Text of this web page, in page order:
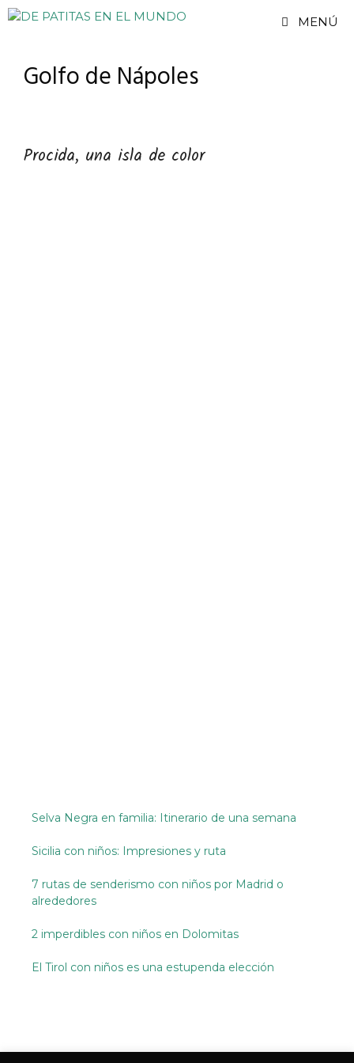
Saltar
MENÚ
Golfo de Nápoles
Procida, una isla de color
Selva Negra en familia: Itinerario de una semana
Sicilia con niños: Impresiones y ruta
7 rutas de senderismo con niños por Madrid o
alrededores
2 imperdibles con niños en Dolomitas
El Tirol con niños es una estupenda elección